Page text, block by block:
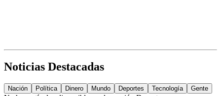
Noticias Destacadas
Nación Política Dinero Mundo Deportes Tecnología Gente